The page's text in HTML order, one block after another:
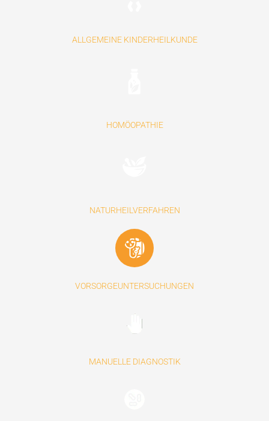
ALLGEMEINE KINDERHEILKUNDE
HOMÖOPATHIE
NATURHEILVERFAHREN
VORSORGEUNTERSUCHUNGEN
MANUELLE DIAGNOSTIK